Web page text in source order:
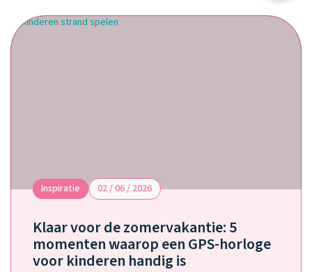
Inspiratie 02 / 06 / 2026
Klaar voor de zomervakantie: 5
momenten waarop een GPS-horloge
voor kinderen handig is